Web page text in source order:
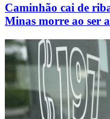
Caminhão cai de
Minas morre ao ser